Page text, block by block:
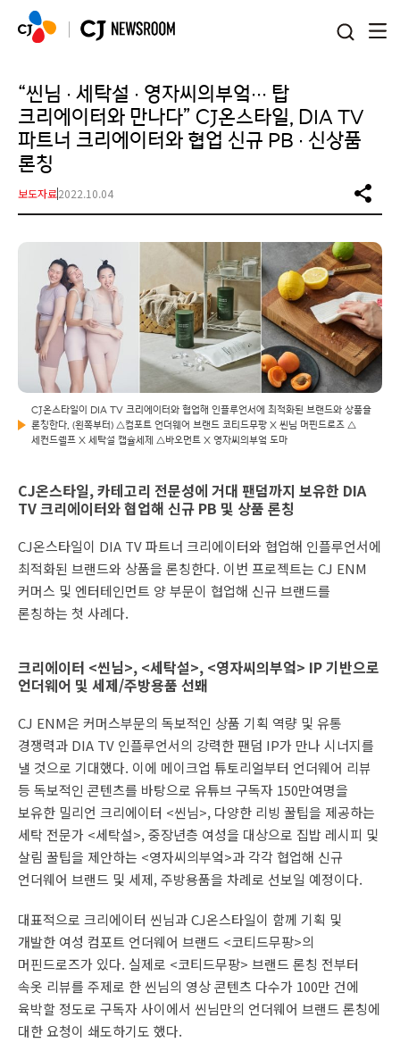
“씬님 ∙ 세탁설 ∙ 영자씨의부엌∙∙∙ 탑
크리에이터와 만나다” CJ온스타일, DIA TV
파트너 크리에이터와 협업 신규 PB ∙ 신상품
론칭
보도자료2022.10.04
CJ온스타일이 DIA TV 크리에이터와 협업해 인플루언서에 최적화된 브랜드와 상품을
론칭한다. (왼쪽부터) △컴포트 언더웨어 브랜드 코티드무팡 X 씬님 머핀드로즈 △
세컨드쉘프 X 세탁설 캡슐세제 △바오먼트 X 영자씨의부엌 도마
CJ온스타일, 카테고리 전문성에 거대 팬덤까지 보유한 DIA
TV 크리에이터와 협업해 신규 PB 및 상품 론칭
CJ온스타일이 DIA TV 파트너 크리에이터와 협업해 인플루언서에
최적화된 브랜드와 상품을 론칭한다. 이번 프로젝트는 CJ ENM
커머스 및 엔터테인먼트 양 부문이 협업해 신규 브랜드를
론칭하는 첫 사례다.
크리에이터 <씬님>, <세탁설>, <영자씨의부엌> IP 기반으로
언더웨어 및 세제/주방용품 선봬
CJ ENM은 커머스부문의 독보적인 상품 기획 역량 및 유통
경쟁력과 DIA TV 인플루언서의 강력한 팬덤 IP가 만나 시너지를
낼 것으로 기대했다. 이에 메이크업 튜토리얼부터 언더웨어 리뷰
등 독보적인 콘텐츠를 바탕으로 유튜브 구독자 150만여명을
보유한 밀리언 크리에이터 <씬님>, 다양한 리빙 꿀팁을 제공하는
세탁 전문가 <세탁설>, 중장년층 여성을 대상으로 집밥 레시피 및
살림 꿀팁을 제안하는 <영자씨의부엌>과 각각 협업해 신규
언더웨어 브랜드 및 세제, 주방용품을 차례로 선보일 예정이다.
대표적으로 크리에이터 씬님과 CJ온스타일이 함께 기획 및
개발한 여성 컴포트 언더웨어 브랜드 <코티드무팡>의
머핀드로즈가 있다. 실제로 <코티드무팡> 브랜드 론칭 전부터
속옷 리뷰를 주제로 한 씬님의 영상 콘텐츠 다수가 100만 건에
육박할 정도로 구독자 사이에서 씬님만의 언더웨어 브랜드 론칭에
대한 요청이 쇄도하기도 했다.